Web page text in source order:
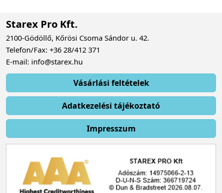
Starex Pro Kft.
2100-Gödöllő, Kőrösi Csoma Sándor u. 42.
Telefon/Fax: +36 28/412 371
E-mail: info@starex.hu
Vásárlási feltételek
Adatkezelési tájékoztató
Impresszum